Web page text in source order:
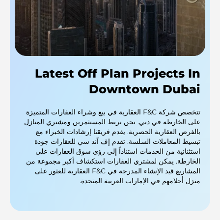
Latest Off Plan Projects In
Downtown Dubai
تتخصص شركة F&C العقارية في بيع وشراء العقارات المتميزة
على الخارطة في دبي. نحن نربط المستثمرين ومشتري المنازل
بالفرص العقارية الحصرية. يقدم فريقنا إرشادات الخبراء مع
تبسيط المعاملات السلسة. تقدم إف آند سي للعقارات جودة
استثنائية من الخدمات استناداً إلى رؤى سوق العقارات على
الخارطة. يمكن لمشتري العقارات استكشاف أكبر مجموعة من
المشاريع قيد الإنشاء المدرجة في F&C العقارية للعثور على
منزل أحلامهم في الإمارات العربية المتحدة.